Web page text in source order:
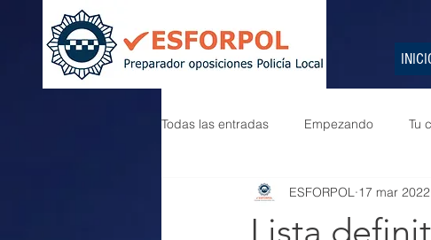
Todas las entradas Empezando Tu
Lista
ESFORPOL 17 mar 2022